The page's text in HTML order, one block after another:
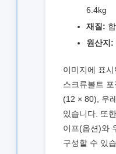
6.4kg
재질:
원산지:
이미지에 표
스크류볼트
(12 × 80), 우
있습니다. 또
이프(옵션)와
구성할 수 있